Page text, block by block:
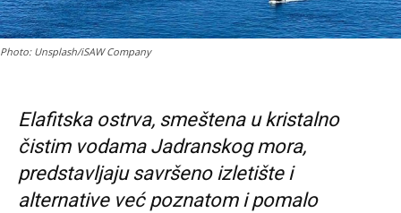
Photo: Unsplash/iSAW Company
Elafitska ostrva, smeštena u kristalno
čistim vodama Jadranskog mora,
predstavljaju savršeno izletište i
alternative već poznatom i pomalo